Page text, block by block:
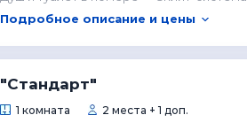
Подробное описание и цены
"Стандарт"
1 комната 2 места + 1 доп.